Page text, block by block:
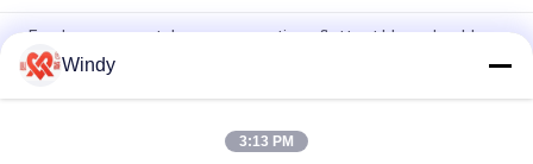
Fendeur en caoutchouc pneumatique flottant blanc durable
Fender en caoutchouc pneumatique flottant industriel
d'épaisseur blanche de 0,05 MPa pour offshore
Fender flottant en PVC renforcé de 15KN/m pour l'application
Windy
3:13 PM